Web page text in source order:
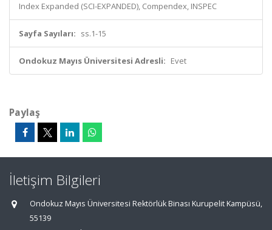
Index Expanded (SCI-EXPANDED), Compendex, INSPEC
Sayfa Sayıları: ss.1-15
Ondokuz Mayıs Üniversitesi Adresli: Evet
Paylaş
İletişim Bilgileri
Ondokuz Mayıs Üniversitesi Rektörlük Binası Kurupelit Kampüsü,
55139